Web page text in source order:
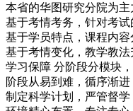
本省的华图研究分院为主
基于考情考务，针对考
基于学员特点，课程内
基于考情变化，教学教
学习保障 分阶段分模块
阶段从易到难，循序渐
制定科学计划，严管督